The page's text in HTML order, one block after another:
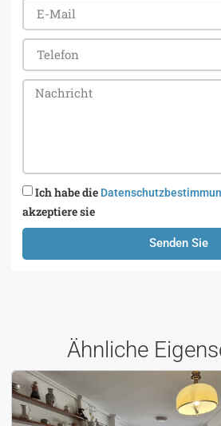
Ich habe die
akzeptiere sie
Senden Sie
Ähnliche